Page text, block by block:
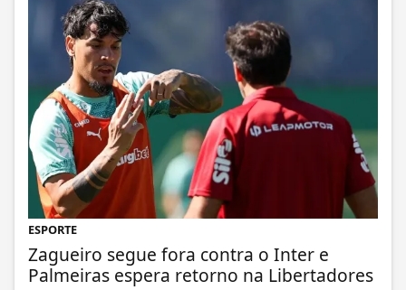
ESPORTE
Zagueiro segue fora contra o Inter e
Palmeiras espera retorno na Libertadores